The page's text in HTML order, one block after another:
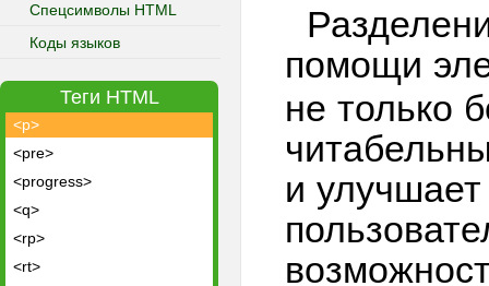
Спецсимволы HTML
Коды языков
Теги HTML
<ol>
<optgroup>
<output>
<p>
<pre>
<progress>
<q>
<rp>
<rt>
помощи
не только
и улучшает